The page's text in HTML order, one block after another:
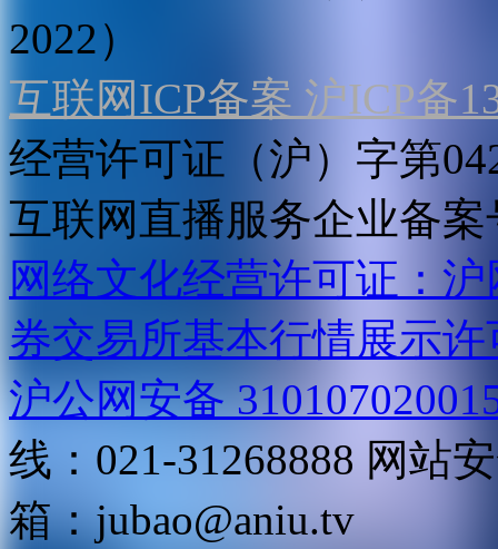
2022）
互联网ICP备案 沪ICP备
经营许可证（沪）字第
互联网直播服务企业备案
网络文化经营许可证：
券交易所基本行情展示许
沪公网安备
线：021-31268888 网站
箱：jubao@aniu.tv